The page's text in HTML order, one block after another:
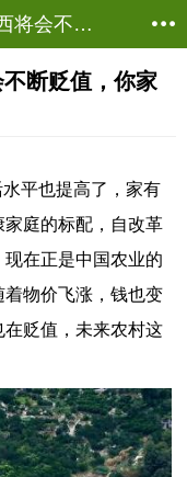
未来十年，农村这4样东西将会不断贬值，你家里有几样？ - 三农聚焦 - 茂名农批网
焦
断贬值，你家
平也提高了，家有
庭的标配，自改革
在正是中国农业的
物价飞涨，钱也变
贬值，未来农村这